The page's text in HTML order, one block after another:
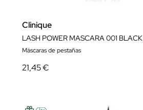
Clinique
LASH POWER MASCARA 001 BLACK
Máscaras de pestañas
21,45 €